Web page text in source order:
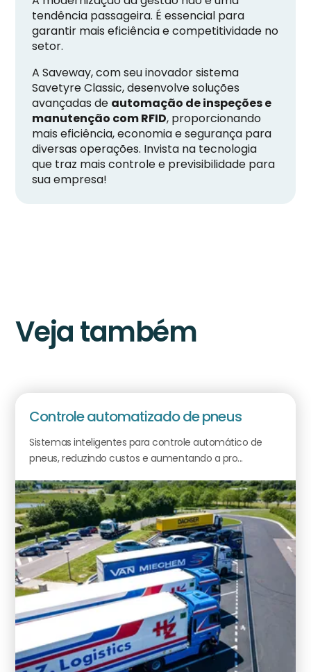
tendência passageira. É essencial para
garantir mais eficiência e competitividade no
setor.
A Saveway, com seu inovador sistema
Savetyre Classic, desenvolve soluções
avançadas de automação de inspeções e
manutenção com RFID, proporcionando
mais eficiência, economia e segurança para
diversas operações. Invista na tecnologia
que traz mais controle e previsibilidade para
sua empresa!
Veja também
Controle automatizado de pneus
Sistemas inteligentes para controle automático de
pneus, reduzindo custos e aumentando a pro...